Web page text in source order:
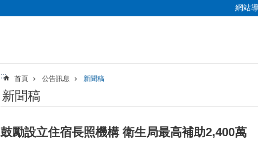
網站
::: 首頁 公告訊息 新聞稿
新聞稿
鼓勵設立住宿長照機構 衛生局最高補助2,400萬